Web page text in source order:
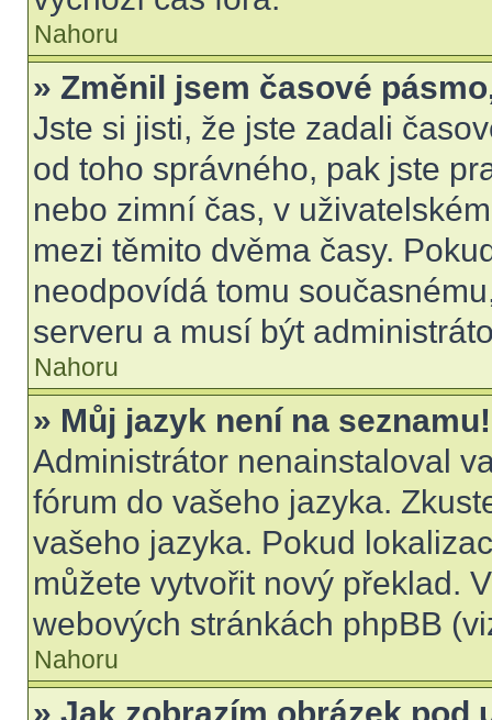
Nahoru
» Změnil jsem časové
Jste si jisti, že jste zadali
od toho správného, pak jste
nebo zimní čas, v
mezi těmito dvěma časy.
neodpovídá tomu
serveru a musí být
Nahoru
» Můj jazyk není na seznamu!
Administrátor nenainstaloval
fórum do vašeho jazyka.
vašeho jazyka. Pokud
můžete vytvořit nový překlad.
webových stránkách phpBB
Nahoru